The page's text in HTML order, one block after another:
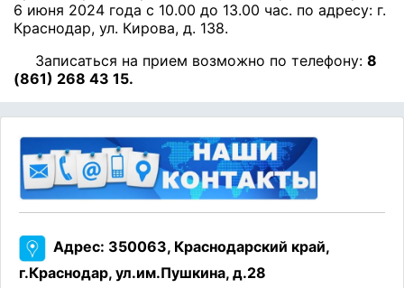
6 июня 2024 года с 10.00 до 13.00 час. по адресу: г.
Краснодар, ул. Кирова, д. 138.
Записаться на прием возможно по телефону: 8
(861) 268 43 15.
Адрес: 350063, Краснодарский край,
г.Краснодар, ул.им.Пушкина, д.28